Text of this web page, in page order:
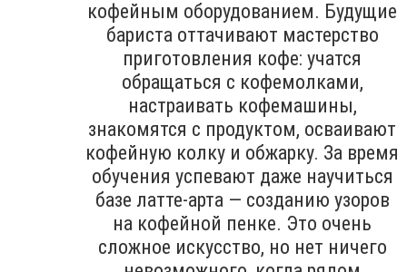
кофейным оборудованием. Будущие
бариста оттачивают мастерство
приготовления кофе: учатся
обращаться с кофемолками,
настраивать кофемашины,
знакомятся с продуктом, осваивают
кофейную колку и обжарку. За время
обучения успевают даже научиться
базе латте-арта — созданию узоров
на кофейной пенке. Это очень
сложное искусство, но нет ничего